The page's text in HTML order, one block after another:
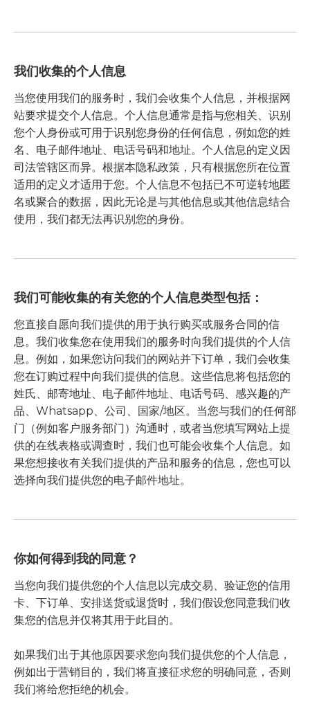
我们收集的个人信息
当您使用我们的服务时，我们会收集个人信息，并根据网
站要求提交个人信息。个人信息通常是指与您相关、识别
您个人身份或可用于识别您身份的任何信息，例如您的姓
名、电子邮件地址、电话号码和地址。个人信息的定义因
司法管辖区而异。根据本隐私政策，只有根据您所在位置
适用的定义才适用于您。个人信息不包括已不可逆转地匿
名或聚合的数据，因此无论是与其他信息或其他信息结合
使用，我们都无法再识别您的身份。
我们可能收集的有关您的个人信息类型包括：
您直接自愿向我们提供的用于执行购买或服务合同的信
息。我们收集您在使用我们的服务时向我们提供的个人信
息。例如，如果您访问我们的网站并下订单，我们会收集
您在订购过程中向我们提供的信息。这些信息将包括您的
姓氏、邮寄地址、电子邮件地址、电话号码、感兴趣的产
品、Whatsapp、公司、国家/地区。当您与我们的任何部
门（例如客户服务部门）沟通时，或者当您填写网站上提
供的在线表格或调查时，我们也可能会收集个人信息。如
果您想接收有关我们提供的产品和服务的信息，您也可以
选择向我们提供您的电子邮件地址。
你如何得到我的同意？
当您向我们提供您的个人信息以完成交易、验证您的信用
卡、下订单、安排送货或退货时，我们假设您同意我们收
集您的信息并仅将其用于此目的。
如果我们出于其他原因要求您向我们提供您的个人信息，
例如出于营销目的，我们将直接征求您的明确同意，否则
我们将给您拒绝的机会。